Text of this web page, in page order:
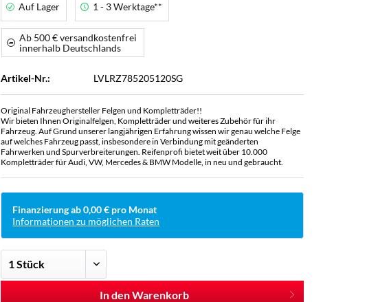
Auf Lager 1 - 3 Werktage**
Ab 500 € versandkostenfrei
innerhalb Deutschlands
Artikel-Nr.: LVLRZ785205120SG
Original Fahrzeughersteller Felgen und Kompletträder!!
Wir bieten Ihnen Originalfelgen, Kompletträder und weiteres Zubehör für ihr
Fahrzeug. Auf Grund unserer langjährigen Erfahrung wissen wir genau welche Felge
auf welches Fahrzeug passt, insbesondere in Verbindung mit geänderten
Fahrwerken und Spurverbreiterungen. Reifenprofi bietet weit über 10.000
Kompletträder für Audi, VW, Mercedes & BMW Modelle, in neu und gebraucht.
Finanzierung ab 0,00 € pro Monat
Informationen zu möglichen Raten
In den Warenkorb